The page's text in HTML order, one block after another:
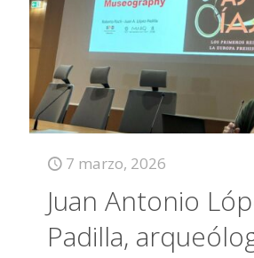
7 marzo, 2026
Juan Antonio
Padilla,